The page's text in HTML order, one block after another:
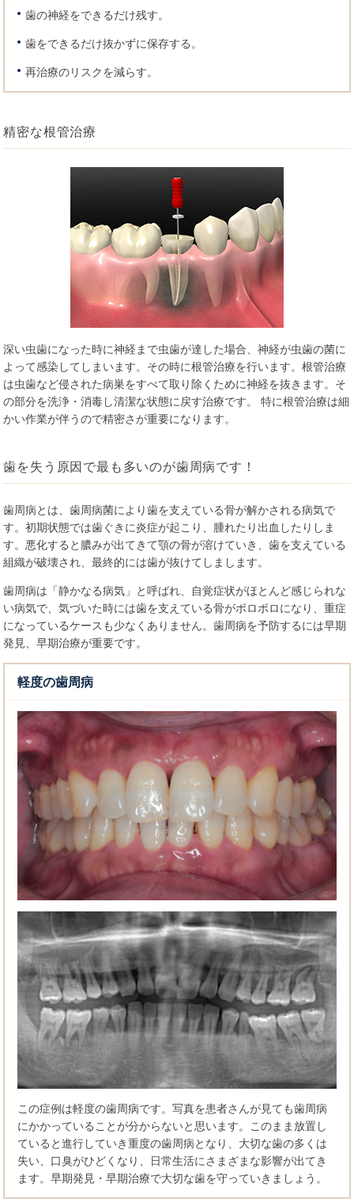
歯の神経をできるだけ残す。
歯をできるだけ抜かずに保存する。
再治療のリスクを減らす。
精密な根管治療
深い虫歯になった時に神経まで虫歯が達した場合、神経が虫歯の菌に
よって感染してしまいます。その時に根管治療を行います。根管治療
は虫歯など侵された病巣をすべて取り除くために神経を抜きます。そ
の部分を洗浄・消毒し清潔な状態に戻す治療です。 特に根管治療は細
かい作業が伴うので精密さが重要になります。
歯を失う原因で最も多いのが歯周病です！
歯周病とは、歯周病菌により歯を支えている骨が解かされる病気で
す。初期状態では歯ぐきに炎症が起こり、腫れたり出血したりしま
す。悪化すると膿みが出てきて顎の骨が溶けていき、歯を支えている
組織が破壊され、最終的には歯が抜けてしまします。
歯周病は「静かなる病気」と呼ばれ、自覚症状がほとんど感じられな
い病気で、気づいた時には歯を支えている骨がボロボロになり、重症
になっているケースも少なくありません。歯周病を予防するには早期
発見、早期治療が重要です。
軽度の歯周病
この症例は軽度の歯周病です。写真を患者さんが見ても歯周病
にかかっていることが分からないと思います。このまま放置し
ていると進行していき重度の歯周病となり、大切な歯の多くは
失い、口臭がひどくなり、日常生活にさまざまな影響が出てき
ます。早期発見・早期治療で大切な歯を守っていきましょう。